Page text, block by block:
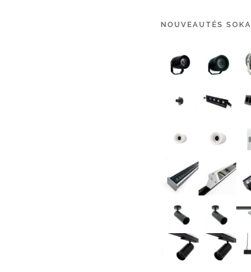
NOUVEAUTÉS SOKA